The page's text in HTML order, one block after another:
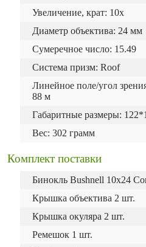
Увеличение, крат: 10х
Диаметр объектива: 24 мм
Сумеречное число: 15.49
Система призм: Roof
Линейное поле/угол
88 м
Габаритные размеры:
Вес: 302 грамм
Комплект поставки
Бинокль Bushnell 10x24
Крышка объектива 2 шт.
Крышка окуляра 2 шт.
Ремешок 1 шт.